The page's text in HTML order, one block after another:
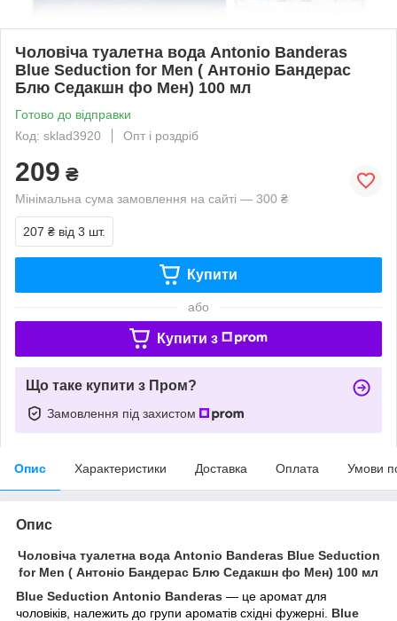
Чоловіча туалетна вода Antonio Banderas
Blue Seduction for Men ( Антоніо Бандерас
Блю Седакшн фо Мен) 100 мл
Готово до відправки
Код: sklad3920
Опт і роздріб
209 ₴
Мінімальна сума замовлення на сайті — 300 ₴
207 ₴ від 3 шт.
Купити
або
Купити з
Що таке купити з Пром?
Замовлення під захистом
Опис Характеристики Доставка Оплата Умови
Опис
Чоловіча туалетна вода Antonio Banderas Blue Seduction
for Men ( Антоніо Бандерас Блю Седакшн фо Мен) 100 мл
Blue Seduction Antonio Banderas — це аромат для
чоловіків, належить до групи ароматів східні фужерні. Blue